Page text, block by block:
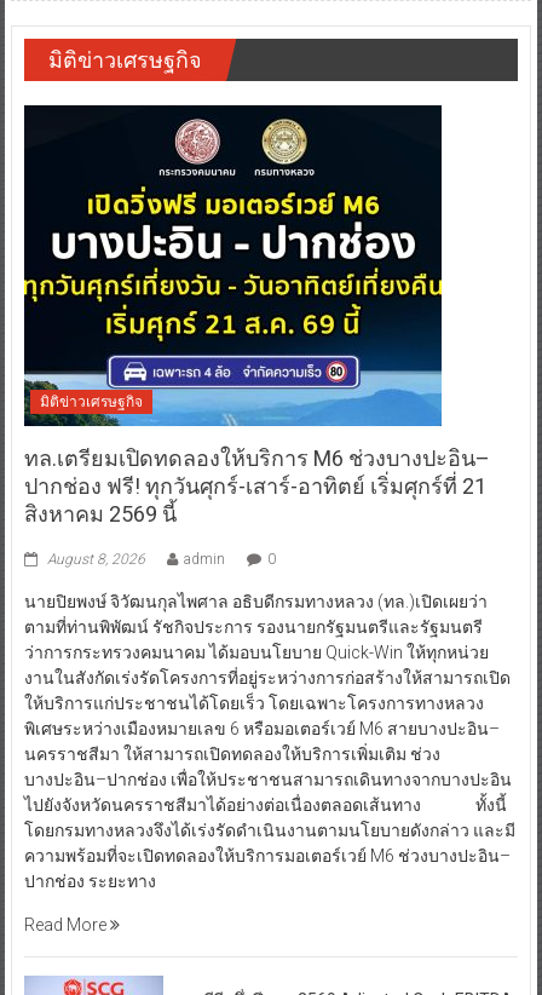
มิติข่าวเศรษฐกิจ
มิติข่าวเศรษฐกิจ
ทล.เตรียมเปิดทดลองให้บริการ M6 ช่วงบางปะอิน–
ปากช่อง ฟรี! ทุกวันศุกร์-เสาร์-อาทิตย์ เริ่มศุกร์ที่ 21
สิงหาคม 2569 นี้
August 8, 2026 admin 0
นายปิยพงษ์ จิวัฒนกุลไพศาล อธิบดีกรมทางหลวง (ทล.)เปิดเผยว่า
ตามที่ท่านพิพัฒน์ รัชกิจประการ รองนายกรัฐมนตรีและรัฐมนตรี
ว่าการกระทรวงคมนาคม ได้มอบนโยบาย Quick-Win ให้ทุกหน่วย
งานในสังกัดเร่งรัดโครงการที่อยู่ระหว่างการก่อสร้างให้สามารถเปิด
ให้บริการแก่ประชาชนได้โดยเร็ว โดยเฉพาะโครงการทางหลวง
พิเศษระหว่างเมืองหมายเลข 6 หรือมอเตอร์เวย์ M6 สายบางปะอิน–
นครราชสีมา ให้สามารถเปิดทดลองให้บริการเพิ่มเติม ช่วง
บางปะอิน–ปากช่อง เพื่อให้ประชาชนสามารถเดินทางจากบางปะอิน
ไปยังจังหวัดนครราชสีมาได้อย่างต่อเนื่องตลอดเส้นทาง ทั้งนี้
โดยกรมทางหลวงจึงได้เร่งรัดดำเนินงานตามนโยบายดังกล่าว และมี
ความพร้อมที่จะเปิดทดลองให้บริการมอเตอร์เวย์ M6 ช่วงบางปะอิน–
ปากช่อง ระยะทาง
Read More